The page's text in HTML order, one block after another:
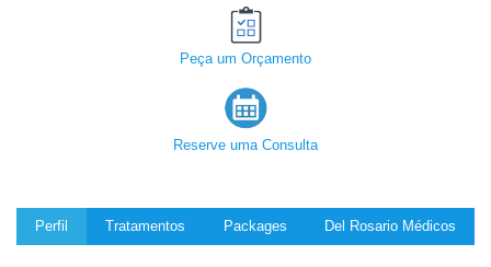
Peça um Orçamento
Reserve uma Consulta
Perfil Tratamentos Packages Del Rosario Médicos